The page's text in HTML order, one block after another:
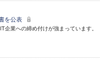
を公表
業への締め付けが強まっています。